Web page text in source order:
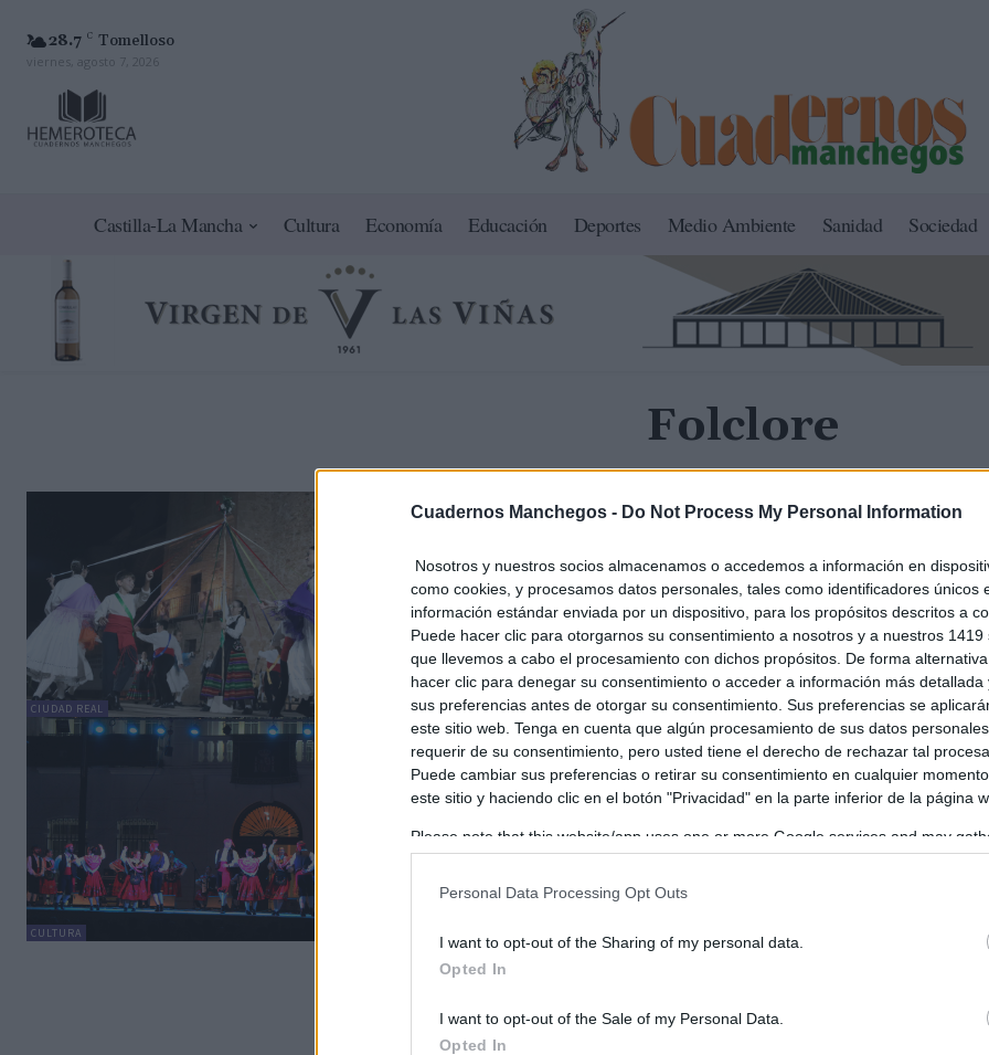
Cuadernos Manchegos - Do Not Process My Personal Information
Nosotros y nuestros socios almacenamos o accedemos a información en
como cookies, y procesamos datos personales, tales como identificadores únicos
información estándar enviada por un dispositivo, para los propósitos descritos a
Puede hacer clic para otorgarnos su consentimiento a nosotros y a nuestros 1419
que llevemos a cabo el procesamiento con dichos propósitos. De forma
hacer clic para denegar su consentimiento o acceder a información más detallada
sus preferencias antes de otorgar su consentimiento. Sus preferencias se
este sitio web. Tenga en cuenta que algún procesamiento de sus datos
requerir de su consentimiento, pero usted tiene el derecho de rechazar tal
Puede cambiar sus preferencias o retirar su consentimiento en cualquier
este sitio y haciendo clic en el botón "Privacidad" en la parte inferior de la página
Please note that this website/app uses one or more Google services and may
information including but not limited to your visit or usage behaviour. You may
in below Google consent section.
Personal Data Processing Opt Outs
I want to opt-out of the Sharing of my personal data.
Opted In
I want to opt-out of the Sale of my Personal Data.
Opted In
28.7 C Tomelloso
viernes, agosto 7, 2026
Castilla-La Mancha Cultura Economía Educación Deportes Medio Ambiente Sanidad Sociedad
Folclore
CIUDAD REAL
Llega el XX Festival de Folklore Infantil y
C. Manchegos - 18/09/2025
Este sábado llega otra de las propuestas anuales más destacadas de la
Agrupación de Música y Danza ‘Manuel de Falla’. A las diez de...
CULTURA
Celebrando el Día Mundial del Folclore: un
homenaje a las tradiciones culturales
globales
Hoy, 22 de agosto, se conmemora el Día Mundial del Folclore, una fecha
leyendas...